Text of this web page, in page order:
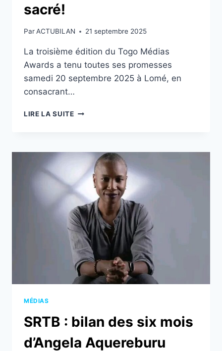
sacré!
ParACTUBILAN 21 septembre 2025
La troisième édition du Togo Médias
Awards a tenu toutes ses promesses
samedi 20 septembre 2025 à Lomé, en
consacrant…
LIRE LA SUITETOGO
:
IMPARTIAL-
ACTU.TG,
SACRÉ!
MÉDIAS
SRTB : bilan des six mois
d’Angela Aquereburu